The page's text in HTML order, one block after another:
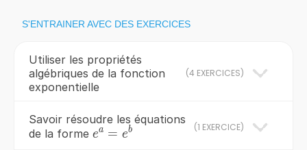
S'ENTRAINER AVEC DES EXERCICES
Utiliser les propriétés
algébriques de la fonction
exponentielle
(4 EXERCICES)
Savoir résoudre les équations
de la forme e^{a}=e^{b}
ea = eb (1 EXERCICE)